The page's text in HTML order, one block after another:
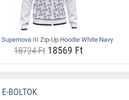
III Zip-Up Hoodie White Navy
18724 Ft18569 Ft
BOLTOK